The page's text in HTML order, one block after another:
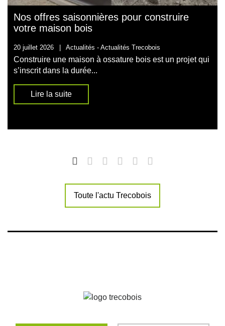
Nos offres saisonnières pour construire
votre maison bois
20 juillet 2026 | Actualités - Actualités Trecobois
Construire une maison à ossature bois est un projet qui
s’inscrit dans la durée...
Lire la suite
Toute l'actu Trecobois